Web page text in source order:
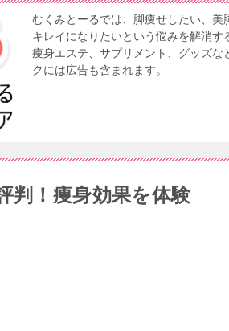
むくみとーるでは、脚痩せしたい、
キレイになりたいという悩みを解消
痩身エステ、サプリメント、グッズ
クには広告も含まれます。
判！痩身効果を体験